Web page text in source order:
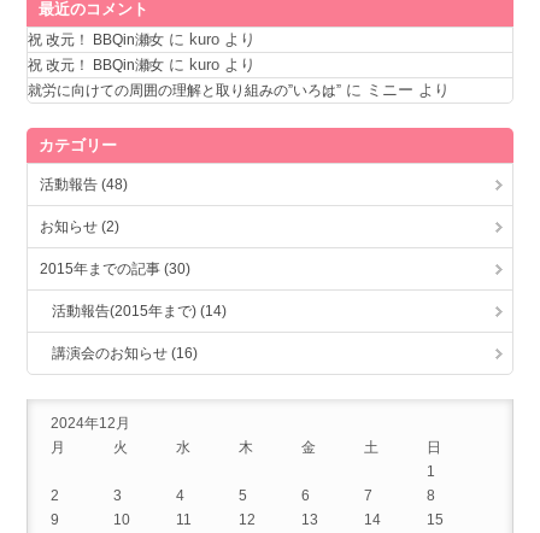
最近のコメント
祝 改元！ BBQin瀬女 に kuro より
祝 改元！ BBQin瀬女 に kuro より
就労に向けての周囲の理解と取り組みの”いろは” に ミニー より
カテゴリー
活動報告 (48)
お知らせ (2)
2015年までの記事 (30)
活動報告(2015年まで) (14)
講演会のお知らせ (16)
2024年12月
月
火 水 木 金 土
日
1
2
3 4 5 6 7
8
9
10 11 12 13 14
15